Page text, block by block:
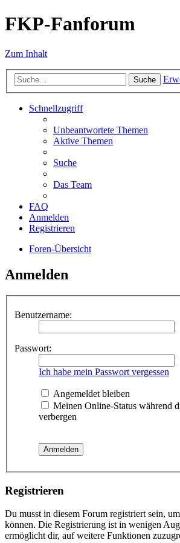
FKP-Fanforum
Zum Inhalt
Suche
Schnellzugriff
Unbeantwortete Themen
Aktive Themen
Suche
Das Team
FAQ
Anmelden
Registrieren
Foren-Übersicht
Anmelden
Benutzername:
Passwort:
Ich habe mein Passwort vergessen
Angemeldet bleiben
Meinen Online-Status während
verbergen
Registrieren
Du musst in diesem Forum registriert sein,
können. Die Registrierung ist in wenigen
ermöglicht dir, auf weitere Funktionen